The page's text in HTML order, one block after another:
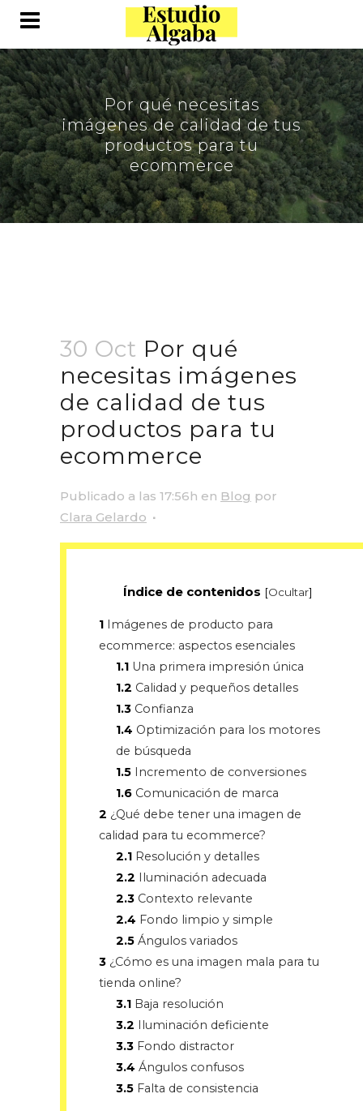
Por qué necesitas
imágenes de calidad de tus
productos para tu
ecommerce
30 Oct Por qué
necesitas imágenes
de calidad de tus
productos para tu
ecommerce
Publicado a las 17:56h en Blog por
Clara Gelardo
Índice de contenidos [Ocultar]
1 Imágenes de producto para
ecommerce: aspectos esenciales
1.1 Una primera impresión única
1.2 Calidad y pequeños detalles
1.3 Confianza
1.4 Optimización para los motores
de búsqueda
1.5 Incremento de conversiones
1.6 Comunicación de marca
2 ¿Qué debe tener una imagen de
calidad para tu ecommerce?
2.1 Resolución y detalles
2.2 Iluminación adecuada
2.3 Contexto relevante
2.4 Fondo limpio y simple
2.5 Ángulos variados
3 ¿Cómo es una imagen mala para tu
tienda online?
3.1 Baja resolución
3.2 Iluminación deficiente
3.3 Fondo distractor
3.4 Ángulos confusos
3.5 Falta de consistencia